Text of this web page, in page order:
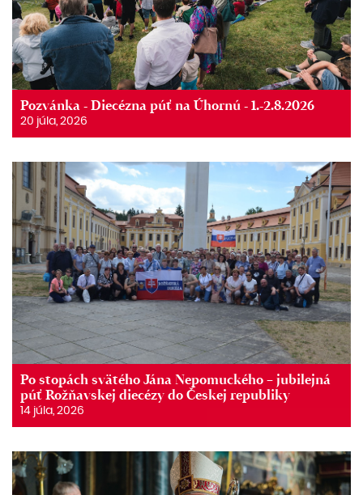
Pozvánka - Diecézna púť na Úhornú - 1.-2.8.2026
20 júla, 2026
Po stopách svätého Jána Nepomuckého – jubilejná
púť Rožňavskej diecézy do Českej republiky
14 júla, 2026